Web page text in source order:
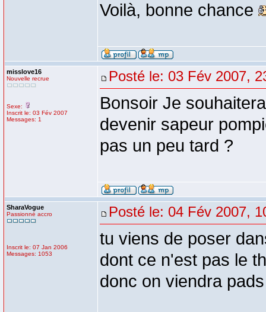
Voilà, bonne chance
misslove16
Nouvelle recrue
Sexe:
Inscrit le: 03 Fév 2007
Messages: 1
Posté le: 03 Fév 2007,
Bonsoir Je
devenir sapeur
pas un peu tard ?
SharaVogue
Passionné accro
Inscrit le: 07 Jan 2006
Messages: 1053
Posté le: 04 Fév 2007,
tu viens de poser
dont ce n'est pas le
donc on viendra